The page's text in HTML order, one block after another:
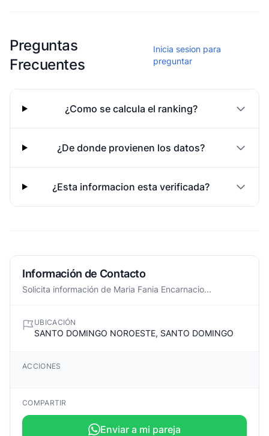
Preguntas
Frecuentes
Inicia sesion para
preguntar
¿Como se calcula el ranking?
¿De donde provienen los datos?
¿Esta informacion esta verificada?
Información de Contacto
Solicita información de Maria Fania Encarnacio...
UBICACIÓN
SANTO DOMINGO NOROESTE, SANTO DOMINGO
ACCIONES
COMPARTIR
Enviar a mi pareja